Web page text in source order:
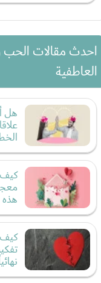
احدث مقالات الحب
العاطفية
هل
هذه